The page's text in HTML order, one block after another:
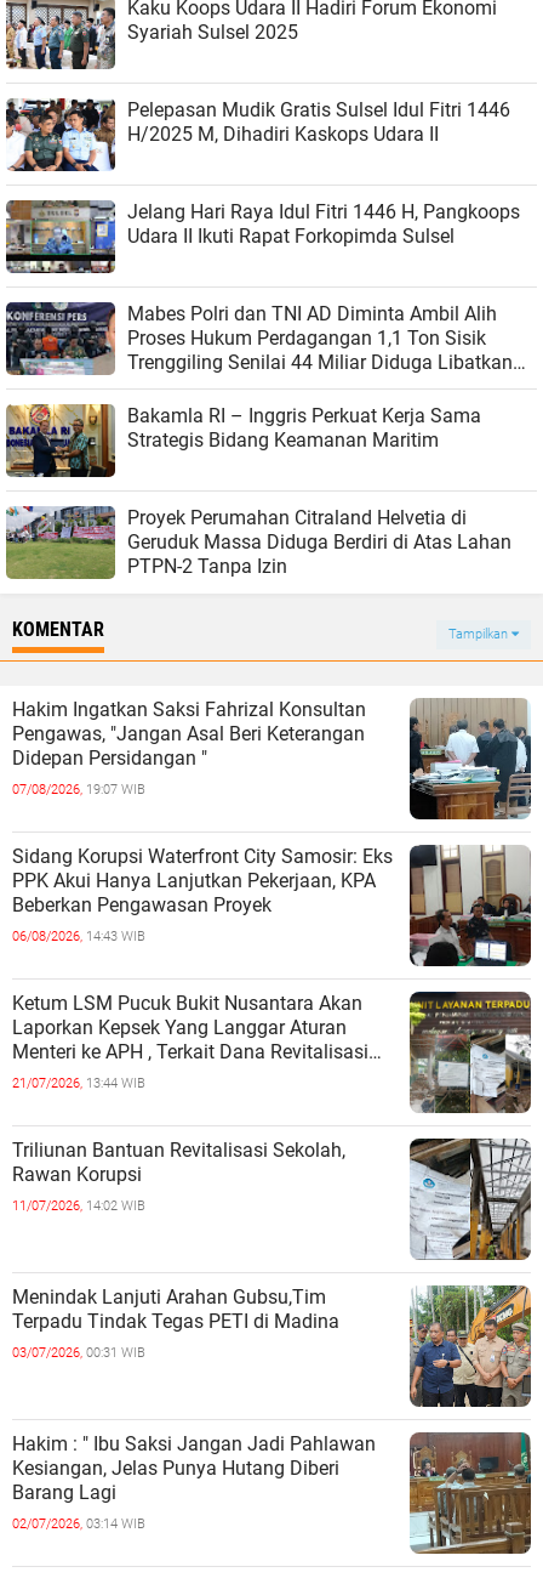
Kaku Koops Udara II Hadiri Forum Ekonomi
Syariah Sulsel 2025
Pelepasan Mudik Gratis Sulsel Idul Fitri 1446
H/2025 M, Dihadiri Kaskops Udara II
Jelang Hari Raya Idul Fitri 1446 H, Pangkoops
Udara II Ikuti Rapat Forkopimda Sulsel
Mabes Polri dan TNI AD Diminta Ambil Alih
Proses Hukum Perdagangan 1,1 Ton Sisik
Trenggiling Senilai 44 Miliar Diduga Libatkan
Aparat
Bakamla RI – Inggris Perkuat Kerja Sama
Strategis Bidang Keamanan Maritim
Proyek Perumahan Citraland Helvetia di
Geruduk Massa Diduga Berdiri di Atas Lahan
PTPN-2 Tanpa Izin
KOMENTAR Tampilkan
Hakim Ingatkan Saksi Fahrizal Konsultan
Pengawas, "Jangan Asal Beri Keterangan
Didepan Persidangan "
07/08/2026, 19:07 WIB
Sidang Korupsi Waterfront City Samosir: Eks
PPK Akui Hanya Lanjutkan Pekerjaan, KPA
Beberkan Pengawasan Proyek
06/08/2026, 14:43 WIB
Ketum LSM Pucuk Bukit Nusantara Akan
Laporkan Kepsek Yang Langgar Aturan
Menteri ke APH , Terkait Dana Revitalisasi
Sekolah
21/07/2026, 13:44 WIB
Triliunan Bantuan Revitalisasi Sekolah,
Rawan Korupsi
11/07/2026, 14:02 WIB
Menindak Lanjuti Arahan Gubsu,Tim
Terpadu Tindak Tegas PETI di Madina
03/07/2026, 00:31 WIB
Hakim : " Ibu Saksi Jangan Jadi Pahlawan
Kesiangan, Jelas Punya Hutang Diberi
Barang Lagi
02/07/2026, 03:14 WIB